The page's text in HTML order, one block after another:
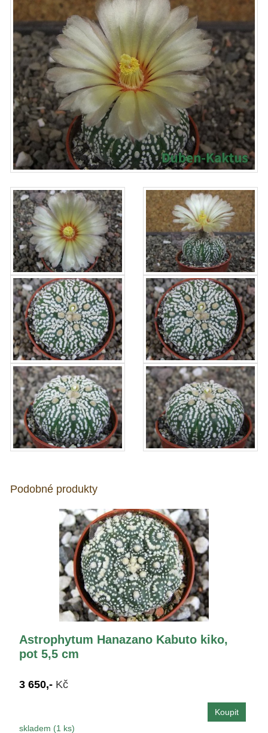
Podobné produkty
Astrophytum Hanazano Kabuto kiko,
pot 5,5 cm
3 650,- Kč
skladem (1 ks)